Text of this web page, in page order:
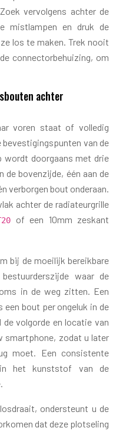
vervolgens achter de
mistlampen en druk de
los te maken. Trek nooit
connectorbehuizing, om
achter
voren staat of volledig
van de
wordt doorgaans met drie
bovenzijde, één aan de
verborgen bout onderaan.
achter de radiateurgrille
of een 10mm zeskant
bij de moeilijk bereikbare
waar de
in de weg zitten. Een
bout per ongeluk in de
volgorde en locatie van
smartphone, zodat u later
moet. Een consistente
in het kunststof van de
ondersteunt u de
dat deze plotseling